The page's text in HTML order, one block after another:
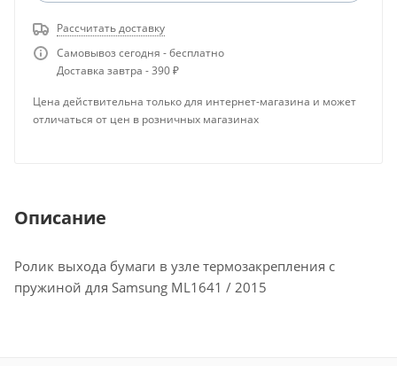
Рассчитать доставку
Самовывоз сегодня - бесплатно
Доставка завтра - 390 ₽
Цена действительна только для интернет-магазина и может
отличаться от цен в розничных магазинах
Описание
Ролик выхода бумаги в узле термозакрепления c
пружиной для Samsung ML1641 / 2015